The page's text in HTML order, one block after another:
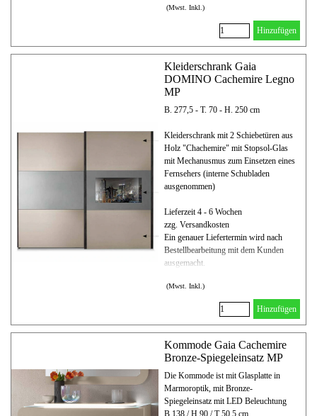
(Mwst. Inkl.)
Hinzufügen
Kleiderschrank Gaia
DOMINO Cachemire Legno
MP
B. 277,5 - T. 70 - H. 250 cm
Kleiderschrank mit 2 Schiebetüren aus
Holz "Chachemire" mit Stopsol-Glas
mit Mechanusmus zum Einsetzen eines
Fernsehers (interne Schubladen
ausgenommen)
Lieferzeit 4 - 6 Wochen
zzg. Versandkosten
Ein genauer Liefertermin wird nach
Bestellbearbeitung mit dem Kunden
ausgemacht.
(Mwst. Inkl.)
Hinzufügen
Kommode Gaia Cachemire
Bronze-Spiegeleinsatz MP
Die Kommode ist mit Glasplatte in
Marmoroptik, mit Bronze-
Spiegeleinsatz mit LED Beleuchtung